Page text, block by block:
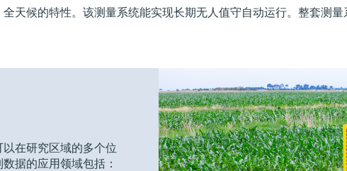
天候的特性。该测量系统能实现长期无人值守自动运行。整套测
在研究区域的多个位
据的应用领域包括：